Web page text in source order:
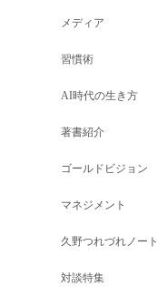
メディア
習慣術
AI時代の生き方
著書紹介
ゴールドビジョン
マネジメント
久野つれづれノート
対談特集